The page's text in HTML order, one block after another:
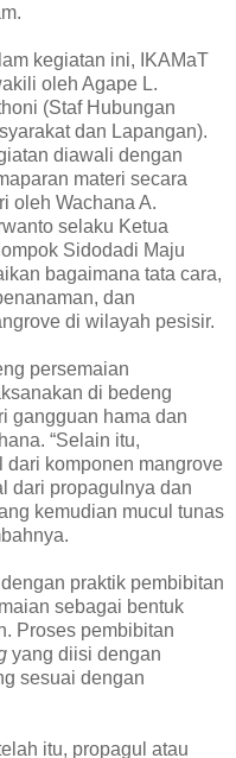
kegiatan ini, IKAMaT
oleh Agape L.
(Staf Hubungan
dan Lapangan).
diawali dengan
materi secara
oleh Wachana A.
selaku Ketua
Sidodadi Maju
bagaimana tata cara,
dan
di wilayah pesisir.
persemaian
di bedeng
gangguan hama dan
“Selain itu,
dari komponen mangrove
dari propagulnya dan
kemudian mucul tunas
praktik pembibitan
sebagai bentuk
Proses pembibitan
yang diisi dengan
sesuai dengan
itu, propagul atau